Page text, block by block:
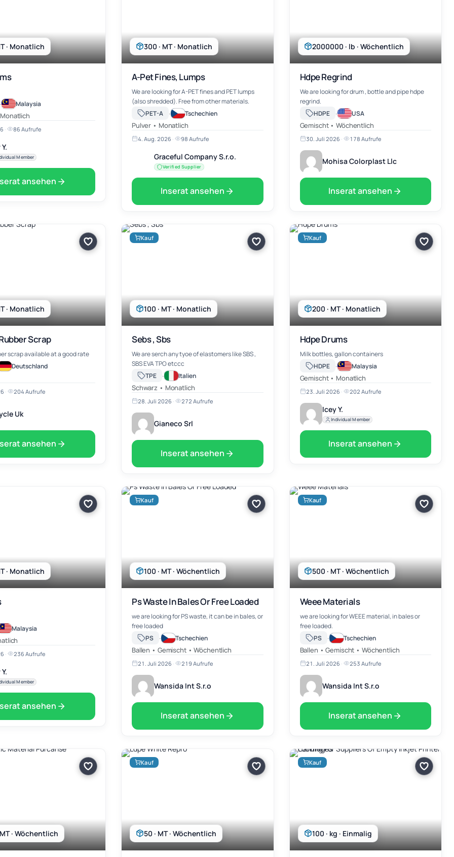
· Monatlich
· Malaysia
· 86 Aufrufe
Member
ansehen
300 · MT · Monatlich
A-Pet Fines, Lumps
We are looking for A-PET fines and PET lumps
(also shredded). Free from other materials.
PET-A
· Tschechien
Pulver • Monatlich
4. Aug. 2026 · 98 Aufrufe
Graceful Company S.r.o.
Verified Supplier
Inserat ansehen
2000000 · lb · Wöchentlich
Hdpe Regrind
We are looking for drum , bottle and pipe hdpe
regrind.
HDPE
· USA
Gemischt • Wöchentlich
30. Juli 2026 · 178 Aufrufe
Mohisa Colorplast Llc
Inserat ansehen
· Monatlich
Scrap
uncured rubber scrap available at a good rate
Deutschland
· 204 Aufrufe
Uk
ansehen
100 · MT · Monatlich
Kauf
Sebs , Sbs
We are serch any tyoe of elastomers like SBS ,
SBS EVA TPO etccc
TPE
· Italien
Schwarz • Monatlich
28. Juli 2026 · 272 Aufrufe
Gianeco Srl
Inserat ansehen
200 · MT · Monatlich
Kauf
Hdpe Drums
Milk bottles, gallon containers
HDPE
· Malaysia
Gemischt • Monatlich
23. Juli 2026 · 202 Aufrufe
Icey Y.
Individual Member
Inserat ansehen
· Monatlich
Malaysia
· 236 Aufrufe
Member
ansehen
100 · MT · Wöchentlich
Kauf
Ps Waste In Bales Or Free Loaded
we are looking for PS waste, it can be in bales, or
free loaded
PS
· Tschechien
Ballen • Gemischt • Wöchentlich
21. Juli 2026 · 219 Aufrufe
Wansida Int S.r.o
Inserat ansehen
500 · MT · Wöchentlich
Kauf
Weee Materials
we are looking for WEEE material, in bales or
free loaded.
PS
· Tschechien
Ballen • Gemischt • Wöchentlich
21. Juli 2026 · 253 Aufrufe
Wansida Int S.r.o
Inserat ansehen
· Wöchentlich 50 · MT · Wöchentlich
Kauf
100 · kg · Einmalig
Kauf